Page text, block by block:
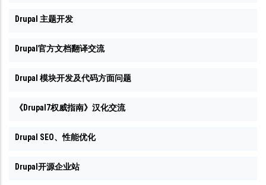
Drupal 主题开发
Drupal官方文档翻译交流
Drupal 模块开发及代码方面问题
《Drupal7权威指南》汉化交流
Drupal SEO、性能优化
Drupal开源企业站